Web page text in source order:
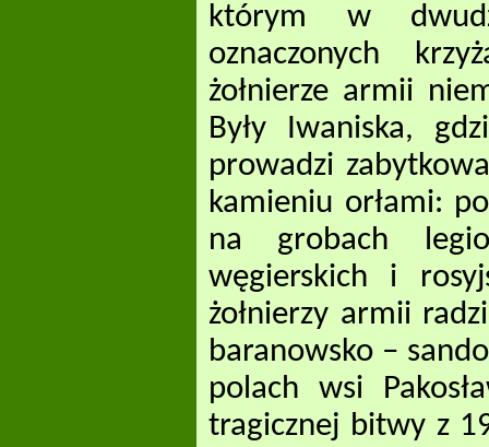
którym w
oznaczonych
żołnierze armii
Były Iwaniska,
prowadzi
kamieniu orłami:
na grobach
węgierskich i
żołnierzy armii
baranowsko –
polach wsi
tragicznej bitwy z